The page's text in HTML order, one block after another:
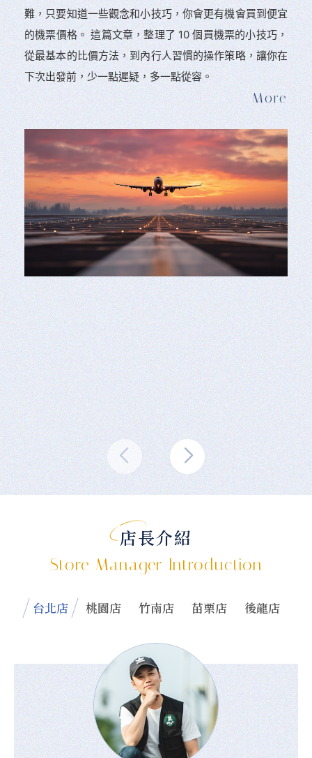
難，只要知道一些觀念和小技巧，你會更有機會買到便宜
的機票價格。 這篇文章，整理了 10 個買機票的小技巧，
從最基本的比價方法，到內行人習慣的操作策略，讓你在
下次出發前，少一點遲疑，多一點從容。
店長介紹
Store Manager Introduction
台北店 桃園店 竹南店 苗栗店 後龍店